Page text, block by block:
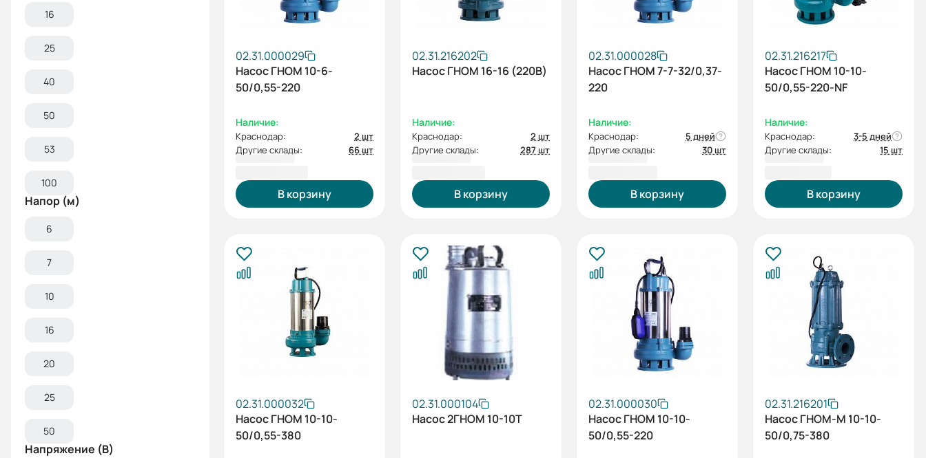
16
25
40
50
53
100
Напор (м)
6
7
10
16
20
25
50
Напряжение (В)
02.31.000029
Насос ГНОМ 10-6-
50/0,55-220
Наличие:
Краснодар:
2 шт
Другие склады:
66 шт
В корзину
02.31.216202
Насос ГНОМ 16-16 (220В)
Наличие:
Краснодар:
2 шт
Другие склады:
287 шт
В корзину
02.31.000028
Насос ГНОМ 7-7-32/0,37-
220
Наличие:
Краснодар:
5 дней
Другие склады:
30 шт
В корзину
02.31.216217
Насос ГНОМ 10-10-
50/0,55-220-NF
Наличие:
Краснодар:
3-5 дней
Другие склады:
15 шт
В корзину
02.31.000032
Насос ГНОМ 10-10-
50/0,55-380
02.31.000104
Насос 2ГНОМ 10-10Т
02.31.000030
Насос ГНОМ 10-10-
50/0,55-220
02.31.216201
Насос ГНОМ-М 10-10-
50/0,75-380